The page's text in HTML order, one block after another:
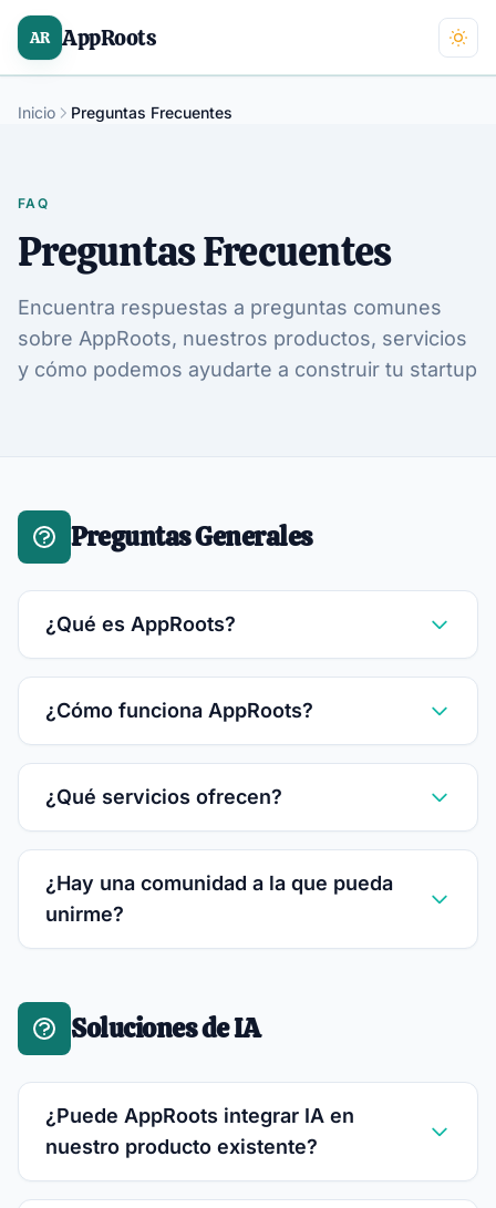
AR AppRoots
Inicio Preguntas Frecuentes
FAQ
Preguntas Frecuentes
Encuentra respuestas a preguntas comunes
sobre AppRoots, nuestros productos, servicios
y cómo podemos ayudarte a construir tu startup
Preguntas Generales
¿Qué es AppRoots?
¿Cómo funciona AppRoots?
¿Qué servicios ofrecen?
¿Hay una comunidad a la que pueda
unirme?
Soluciones de IA
¿Puede AppRoots integrar IA en
nuestro producto existente?